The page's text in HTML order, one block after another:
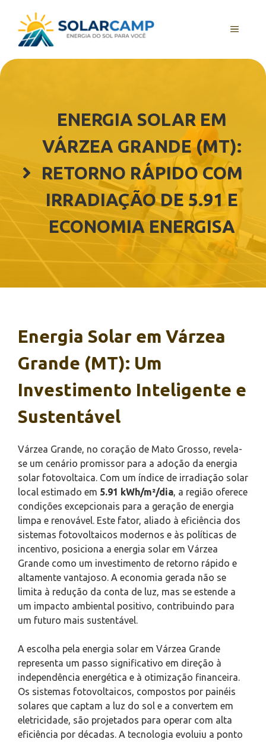
conteúdo
MENU
ENERGIA SOLAR EM
VÁRZEA GRANDE (MT):
RETORNO RÁPIDO COM
IRRADIAÇÃO DE 5.91 E
ECONOMIA ENERGISA
Energia Solar em Várzea
Grande (MT): Um
Investimento Inteligente e
Sustentável
Várzea Grande, no coração de Mato Grosso, revela-
se um cenário promissor para a adoção da energia
solar fotovoltaica. Com um índice de irradiação solar
local estimado em 5.91 kWh/m²/dia , a região oferece
condições excepcionais para a geração de energia
limpa e renovável. Este fator, aliado à eficiência dos
sistemas fotovoltaicos modernos e às políticas de
incentivo, posiciona a energia solar em Várzea
Grande como um investimento de retorno rápido e
altamente vantajoso. A economia gerada não se
limita à redução da conta de luz, mas se estende a
um impacto ambiental positivo, contribuindo para
um futuro mais sustentável.
A escolha pela energia solar em Várzea Grande
representa um passo significativo em direção à
independência energética e à otimização financeira.
Os sistemas fotovoltaicos, compostos por painéis
solares que captam a luz do sol e a convertem em
eletricidade, são projetados para operar com alta
eficiência por décadas. A tecnologia evoluiu a ponto